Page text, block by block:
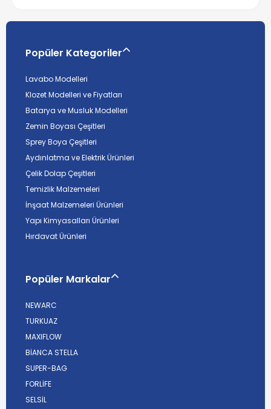
Popüler Kategoriler
Lavabo Modelleri
Klozet Modelleri ve Fiyatları
Batarya ve Musluk Modelleri
Zemin Boyası Çeşitleri
Sprey Boya Çeşitleri
Aydınlatma ve Elektrik Ürünleri
Çelik Dolap Çeşitleri
Temizlik Malzemeleri
İnşaat Malzemeleri Ürünleri
Yapı Kimyasalları Ürünleri
Hırdavat Ürünleri
Popüler Markalar
NEWARC
TURKUAZ
MAXIFLOW
BİANCA STELLA
SUPER-BAG
FORLİFE
SELSİL